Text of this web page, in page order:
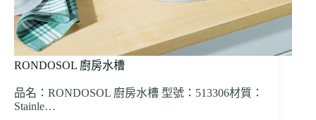
RONDOSOL 廚房水槽
品名：RONDOSOL 廚房水槽 型號：513306材質：
Stainle…